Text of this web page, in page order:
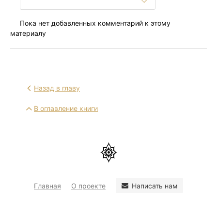
Пока нет добавленных комментарий к этому
материалу
Назад в главу
В оглавление книги
Главная О проекте Написать нам